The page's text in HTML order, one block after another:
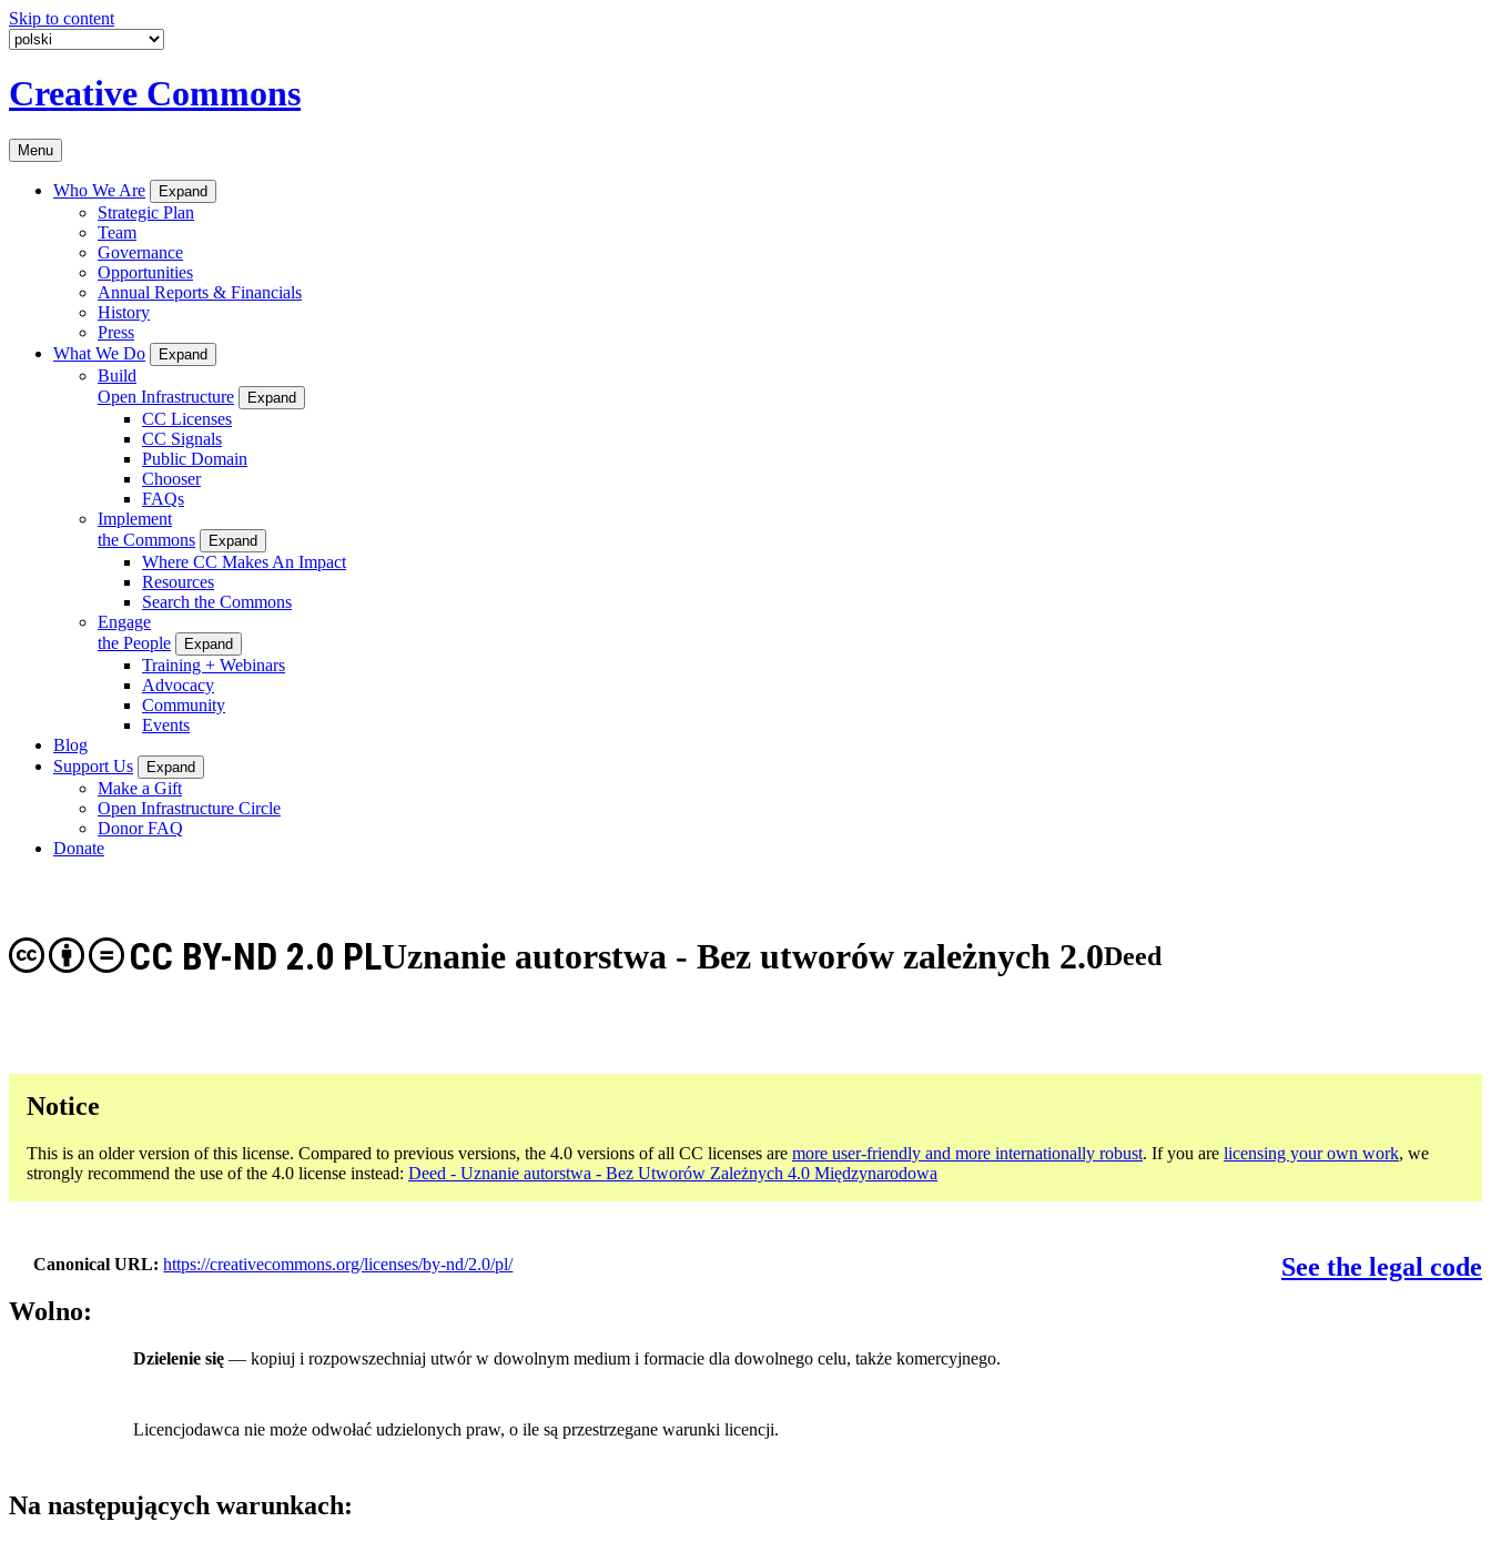
Skip to content
Creative Commons
Menu
Who We Are Expand
Strategic Plan
Team
Governance
Opportunities
Annual Reports & Financials
History
Press
What We Do
Expand
Build
Open Infrastructure
Expand
CC Licenses
CC Signals
Public Domain
Chooser
FAQs
Implement
the Commons
Expand
Where CC Makes An Impact
Resources
Search the Commons
Engage
the People
Expand
Training + Webinars
Advocacy
Community
Events
Blog
Support Us
Expand
Make a Gift
Open Infrastructure Circle
Donor FAQ
Donate
Uznanie autorstwa - Bez utworów zależnych 2.0
CC BY-ND 2.0 PL Deed
Notice
This is an older version of this license. Compared to previous versions, the 4.0 versions of all CC licenses are more user-friendly and more internationally robust. If you are licensing your own work, we
strongly recommend the use of the 4.0 license instead: Deed - Uznanie autorstwa - Bez Utworów Zależnych 4.0 Międzynarodowa
Canonical URL https://creativecommons.org/licenses/by-nd/2.0/pl/
See the legal code
Wolno:
Dzielenie się — kopiuj i rozpowszechniaj utwór w dowolnym medium i formacie dla dowolnego celu, także komercyjnego.
Licencjodawca nie może odwołać udzielonych praw, o ile są przestrzegane warunki licencji.
Na następujących warunkach: